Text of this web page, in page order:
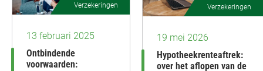
Verzekeringen
13 februari 2025
Ontbindende
voorwaarden:
Verzekeringen
19 mei 2026
Hypotheekrenteaftrek:
over het aflopen van de